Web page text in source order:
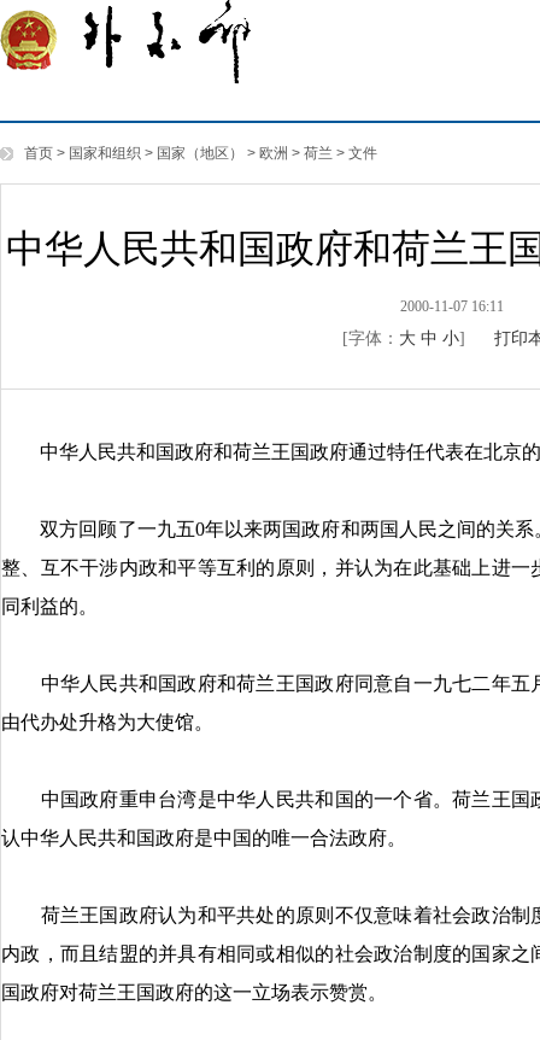
首页 > 国家和组织 > 国家（地区） > 欧洲 > 荷兰 > 文件
中华人民共和国政府和荷兰王
2000-11-07 16:11
[字体： 大 中 小] 打印
中华人民共和国政府和荷兰王国政府通过特任代表在北京
双方回顾了一九五0年以来两国政府和两国人民之间的关系
整、互不干涉内政和平等互利的原则，并认为在此基础上进
同利益的。
中华人民共和国政府和荷兰王国政府同意自一九七二年五
由代办处升格为大使馆。
中国政府重申台湾是中华人民共和国的一个省。荷兰王国
认中华人民共和国政府是中国的唯一合法政府。
荷兰王国政府认为和平共处的原则不仅意味着社会政治制
内政，而且结盟的并具有相同或相似的社会政治制度的国家
国政府对荷兰王国政府的这一立场表示赞赏。